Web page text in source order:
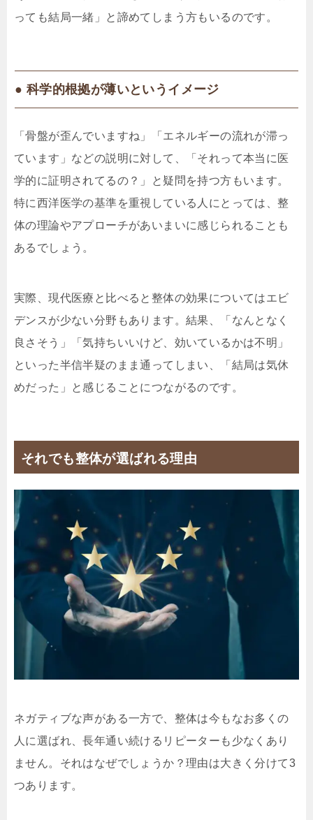
っても結局一緒」と諦めてしまう方もいるのです。
● 科学的根拠が薄いというイメージ
「骨盤が歪んでいますね」「エネルギーの流れが滞っ
ています」などの説明に対して、「それって本当に医
学的に証明されてるの？」と疑問を持つ方もいます。
特に西洋医学の基準を重視している人にとっては、整
体の理論やアプローチがあいまいに感じられることも
あるでしょう。
実際、現代医療と比べると整体の効果についてはエビ
デンスが少ない分野もあります。結果、「なんとなく
良さそう」「気持ちいいけど、効いているかは不明」
といった半信半疑のまま通ってしまい、「結局は気休
めだった」と感じることにつながるのです。
それでも整体が選ばれる理由
ネガティブな声がある一方で、整体は今もなお多くの
人に選ばれ、長年通い続けるリピーターも少なくあり
ません。それはなぜでしょうか？理由は大きく分けて3
つあります。